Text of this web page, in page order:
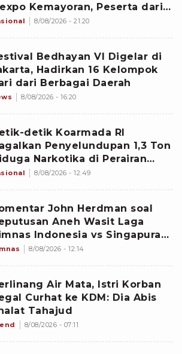
Kemayoran, Peserta dari
Adu Karya PMU
8/08/2026 - 21:20
Bedhayan VI Digelar di
Hadirkan 16 Kelompok
dari Berbagai Daerah
8/08/2026 - 16:20
detik Koarmada RI
Penyelundupan 1,3 Ton
Narkotika di Perairan
8/08/2026 - 12:49
John Herdman soal
Aneh Wasit Laga
Indonesia vs Singapura
Piala AFF 2026: Percuma
8/08/2026 - 12:14
Air Mata, Istri Korban
Curhat ke KDM: Dia Abis
Tahajud
8/08/2026 - 07:11